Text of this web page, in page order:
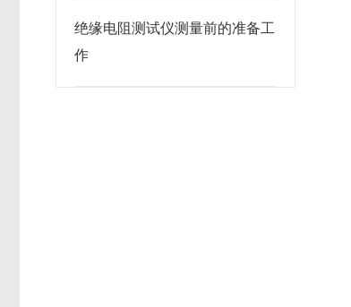
绝缘电阻测试仪测量前的准备工
作